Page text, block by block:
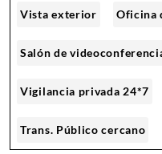
Vista exterior Oficina
Salón de
Vigilancia privada 24*7
Trans. Público cercano